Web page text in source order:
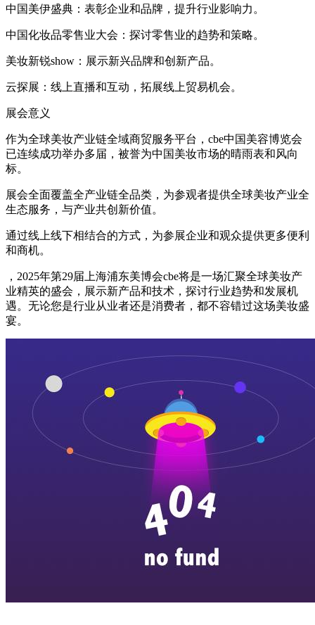
中国美伊盛典：表彰企业和品牌，提升行业影响力。
中国化妆品零售业大会：探讨零售业的趋势和策略。
美妆新锐show：展示新兴品牌和创新产品。
云探展：线上直播和互动，拓展线上贸易机会。
展会意义
作为全球美妆产业链全域商贸服务平台，cbe中国美容博览会
已连续成功举办多届，被誉为中国美妆市场的晴雨表和风向
标。
展会全面覆盖全产业链全品类，为参观者提供全球美妆产业全
生态服务，与产业共创新价值。
通过线上线下相结合的方式，为参展企业和观众提供更多便利
和商机。
，2025年第29届上海浦东美博会cbe将是一场汇聚全球美妆产
业精英的盛会，展示新产品和技术，探讨行业趋势和发展机
遇。无论您是行业从业者还是消费者，都不容错过这场美妆盛
宴。